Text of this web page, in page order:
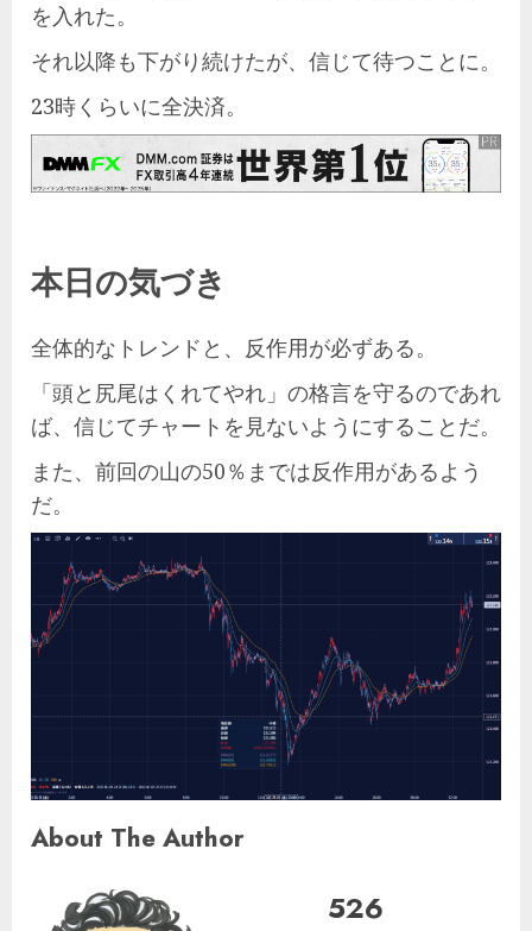
を入れた。
それ以降も下がり続けたが、信じて待つことに。
23時くらいに全決済。
本日の気づき
全体的なトレンドと、反作用が必ずある。
「頭と尻尾はくれてやれ」の格言を守るのであれ
ば、信じてチャートを見ないようにすることだ。
また、前回の山の50％までは反作用があるよう
だ。
About The Author
526